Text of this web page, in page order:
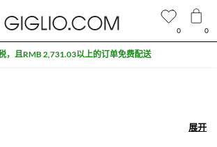
展开
展开
0 0
，且RMB 2,731.03以上的订单免费配送